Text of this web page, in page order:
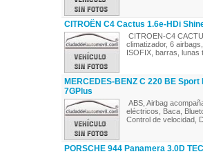
CITROËN C4 Cactus 1.6e-HDi
CITROEN-C4
climatizador, 6
ISOFIX, barras, lunas
MERCEDES-BENZ C 220 BE Sport
7GPlus
ABS, Airbag
eléctricos, Baca,
Control de velocidad,
PORSCHE 944 Panamera 3.0D